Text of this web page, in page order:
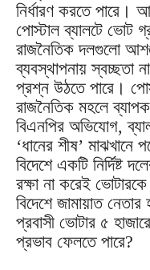
নির্ধারণ করতে পারে।
পোস্টাল ব্যালটে ভোট
রাজনৈতিক দলগুলো
ব্যবস্থাপনায় স্বচ্ছতা
প্রশ্ন উঠতে পারে।
রাজনৈতিক মহলে
বিএনপির অভিযোগ,
‘ধানের শীষ’
বিদেশে একটি নির্দিষ্ট
রক্ষা না করেই
বিদেশে জামায়াত
প্রবাসী ভোটার ৫
প্রভাব ফেলতে পারে?